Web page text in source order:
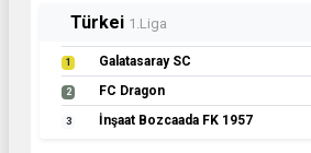
Türkei 1.Liga
1 Galatasaray SC
2 FC Dragon
3 İnşaat Bozcaada FK 1957